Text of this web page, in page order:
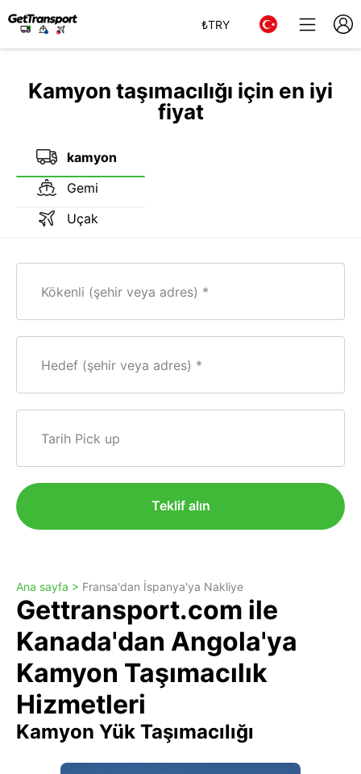
₺TRY
Kamyon taşımacılığı için en iyi
fiyat
kamyon
Gemi
Uçak
Kökenli (şehir veya adres)
Hedef (şehir veya adres)
Tarih Pick up
Teklif alın
Ana sayfa > Fransa'dan İspanya'ya Nakliye
Gettransport.com ile
Kanada'dan Angola'ya
Kamyon Taşımacılık
Hizmetleri
Kamyon Yük Taşımacılığı